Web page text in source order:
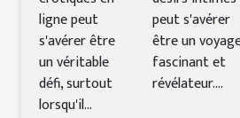
ligne peut
s'avérer être
un véritable
défi, surtout
lorsqu'il...
peut s'avérer
être un
fascinant et
révélateur....